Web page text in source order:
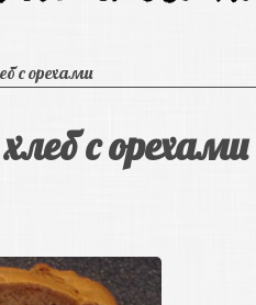
с орехами
с орехами